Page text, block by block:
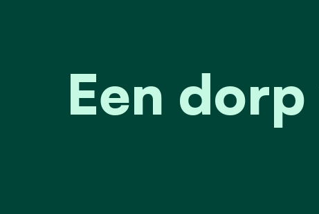
Een